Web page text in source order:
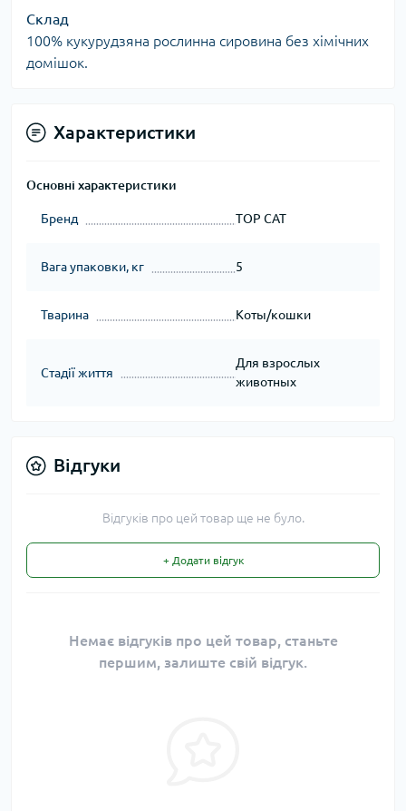
Склад
100% кукурудзяна рослинна сировина без хімічних
домішок.
Характеристики
Основні характеристики
Бренд TOP CAT
Вага упаковки, кг 5
Тварина Коты/кошки
Стадії життя
Для взрослых
животных
Відгуки
Відгуків про цей товар ще не було.
+ Додати відгук
Немає відгуків про цей товар, станьте
першим, залиште свій відгук.